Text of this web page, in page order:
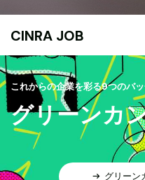
CINRA JOB
これからの企業を彩る9つのバ
グリーンカ
グリーン